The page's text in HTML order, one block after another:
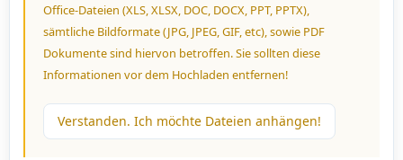
Office-Dateien (XLS, XLSX, DOC, DOCX, PPT, PPTX),
sämtliche Bildformate (JPG, JPEG, GIF, etc), sowie PDF
Dokumente sind hiervon betroffen. Sie sollten diese
Informationen vor dem Hochladen entfernen!
Verstanden. Ich möchte Dateien anhängen!